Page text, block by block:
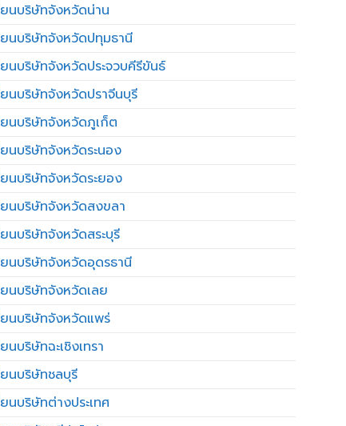
ยนบริษัทจังหวัดน่าน
ยนบริษัทจังหวัดปทุมธานี
นบริษัทจังหวัดประจวบคีรีขันธ์
ยนบริษัทจังหวัดปราจีนบุรี
ยนบริษัทจังหวัดภูเก็ต
นบริษัทจังหวัดระนอง
ยนบริษัทจังหวัดระยอง
ยนบริษัทจังหวัดสงขลา
นบริษัทจังหวัดสระบุรี
ยนบริษัทจังหวัดอุดรธานี
ยนบริษัทจังหวัดเลย
ยนบริษัทจังหวัดแพร่
นบริษัทฉะเชิงเทรา
นบริษัทชลบุรี
นบริษัทต่างประเทศ